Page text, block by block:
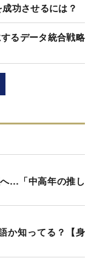
功させるには？
るデータ統合戦略
…「中高年の推し
か知ってる？【身